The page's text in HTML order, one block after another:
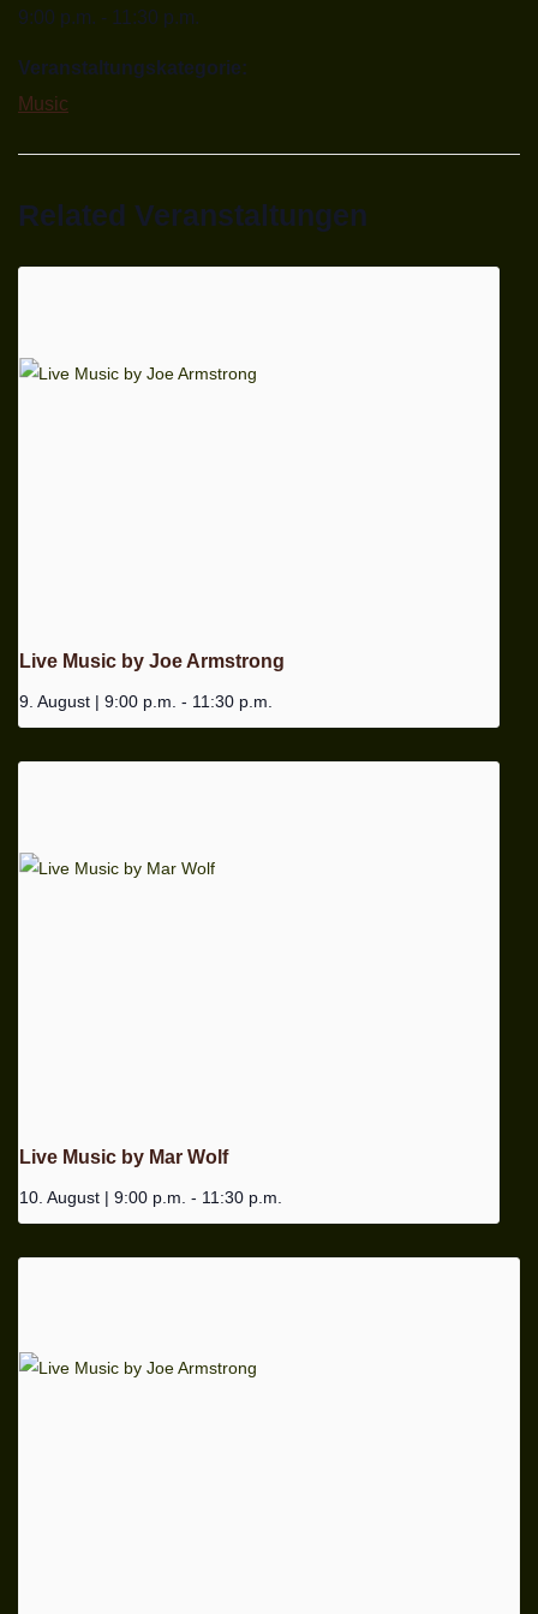
9:00 p.m. - 11:30 p.m.
Veranstaltungskategorie:
Music
Related Veranstaltungen
Live Music by Joe Armstrong
9. August | 9:00 p.m. - 11:30 p.m.
Live Music by Mar Wolf
10. August | 9:00 p.m. - 11:30 p.m.